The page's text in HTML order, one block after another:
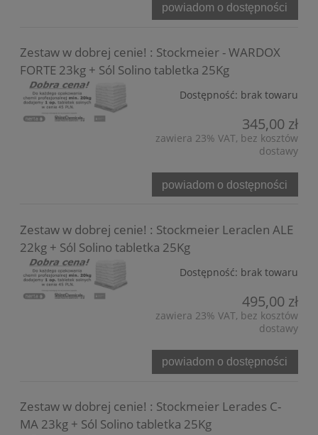
powiadom o dostępności
Zestaw w dobrej cenie! : Stockmeier - WARDOX
FORTE 23kg + Sól Solino tabletka 25Kg
Dostępność: brak towaru
345,00 zł
zawiera 23% VAT, bez kosztów
dostawy
powiadom o dostępności
Zestaw w dobrej cenie! : Stockmeier Leraclen ALE
22kg + Sól Solino tabletka 25Kg
Dostępność: brak towaru
495,00 zł
zawiera 23% VAT, bez kosztów
dostawy
powiadom o dostępności
Zestaw w dobrej cenie! : Stockmeier Lerades C-
MA 23kg + Sól Solino tabletka 25Kg